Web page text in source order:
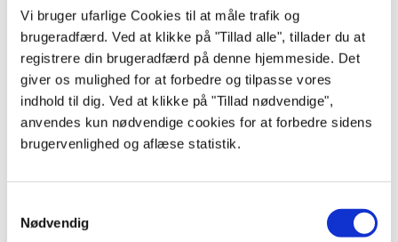
Vi bruger ufarlige Cookies til at måle trafik og
brugeradfærd. Ved at klikke på "Tillad alle", tillader du at
registrere din brugeradfærd på denne hjemmeside. Det
giver os mulighed for at forbedre og tilpasse vores
indhold til dig. Ved at klikke på "Tillad nødvendige",
anvendes kun nødvendige cookies for at forbedre sidens
brugervenlighed og aflæse statistik.
Nødvendig
Bolita Bordlampe, Grå Base Outlet
Smart bordlampe - LED og lysdæmper - 2700 kelvin lys - Udstillingsmodel
500,00 kr.
Produktdatablad